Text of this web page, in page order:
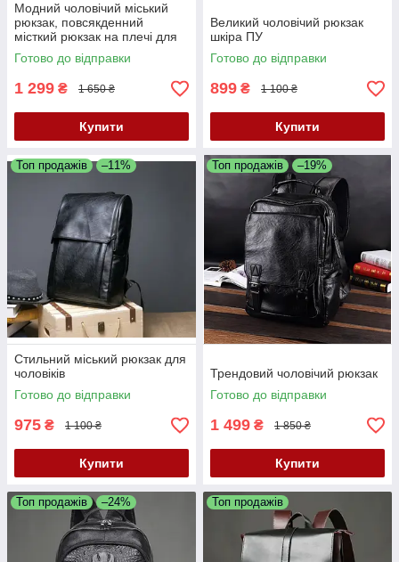
Модний чоловічий міський
рюкзак, повсякденний
місткий рюкзак на плечі для
чоловіків якісний
Готово до відправки
1 299 ₴ 1 650 ₴
Купити
Великий чоловічий рюкзак
шкіра ПУ
Готово до відправки
899 ₴ 1 100 ₴
Купити
Топ продажів –11%
Стильний міський рюкзак для
чоловіків
Готово до відправки
975 ₴ 1 100 ₴
Купити
Топ продажів –19%
Трендовий чоловічий рюкзак
Готово до відправки
1 499 ₴ 1 850 ₴
Купити
Топ продажів –24% Топ продажів